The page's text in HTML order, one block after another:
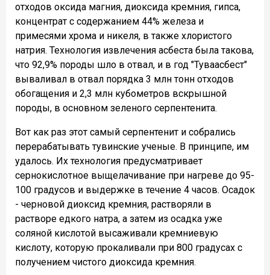
отходов оксида магния, диоксида кремния, гипса,
концентрат с содержанием 44% железа и
примесями хрома и никеля, в также хлористого
натрия. Технология извлечения асбеста была такова,
что 92,9% породы шло в отвал, и в год "Туваасбест"
вываливал в отвал порядка 3 млн тонн отходов
обогащения и 2,3 млн кубометров вскрышной
породы, в основном зеленого серпентенита.
Вот как раз этот самый серпентенит и собрались
перерабатывать тувинские ученые. В принципе, им
удалось. Их технология предусматривает
сернокислотное выщелачивание при нагреве до 95-
100 градусов и выдержке в течение 4 часов. Осадок
- черновой диоксид кремния, растворяли в
растворе едкого натра, а затем из осадка уже
соляной кислотой высаживали кремниевую
кислоту, которую прокаливали при 800 градусах с
получением чистого диоксида кремния.